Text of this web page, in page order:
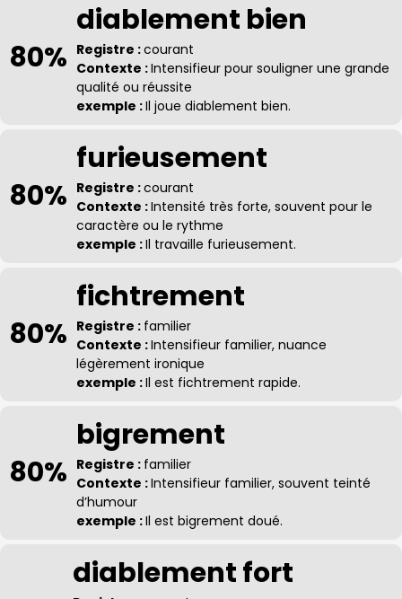
80%
diablement bien
Registre :courant
Contexte :Intensifieur pour souligner une grande
qualité ou réussite
exemple :Il joue diablement bien.
80%
furieusement
Registre :courant
Contexte :Intensité très forte, souvent pour le
caractère ou le rythme
exemple :Il travaille furieusement.
80%
fichtrement
Registre : familier
Contexte :Intensifieur familier, nuance
légèrement ironique
exemple :Il est fichtrement rapide.
80%
bigrement
Registre : familier
Contexte :Intensifieur familier, souvent teinté
d’humour
exemple :Il est bigrement doué.
diablement fort